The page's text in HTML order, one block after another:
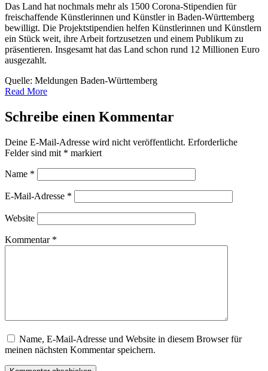
Das Land hat nochmals mehr als 1500 Corona-Stipendien für
freischaffende Künstlerinnen und Künstler in Baden-Württemberg
bewilligt. Die Projektstipendien helfen Künstlerinnen und Künstlern
ein Stück weit, ihre Arbeit fortzusetzen und einem Publikum zu
präsentieren. Insgesamt hat das Land schon rund 12 Millionen Euro
ausgezahlt.
Quelle: Meldungen Baden-Württemberg
Read More
Schreibe einen Kommentar
Deine E-Mail-Adresse wird nicht veröffentlicht. Erforderliche
Felder sind mit * markiert
Name *
E-Mail-Adresse *
Website
Kommentar *
Name, E-Mail-Adresse und Website in diesem Browser für
meinen nächsten Kommentar speichern.